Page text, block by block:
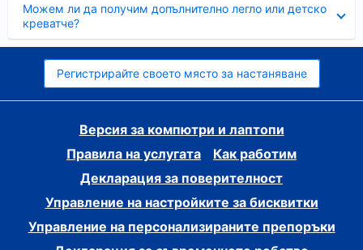
Можем ли да получим допълнително легло или детско
креватче?
Регистрирайте своето място за настаняване
Версия за компютри и лаптопи
Правила на услугата
Как работим
Декларация за поверителност
Управление на настройките за бисквитки
Управление на персонализираните препоръки